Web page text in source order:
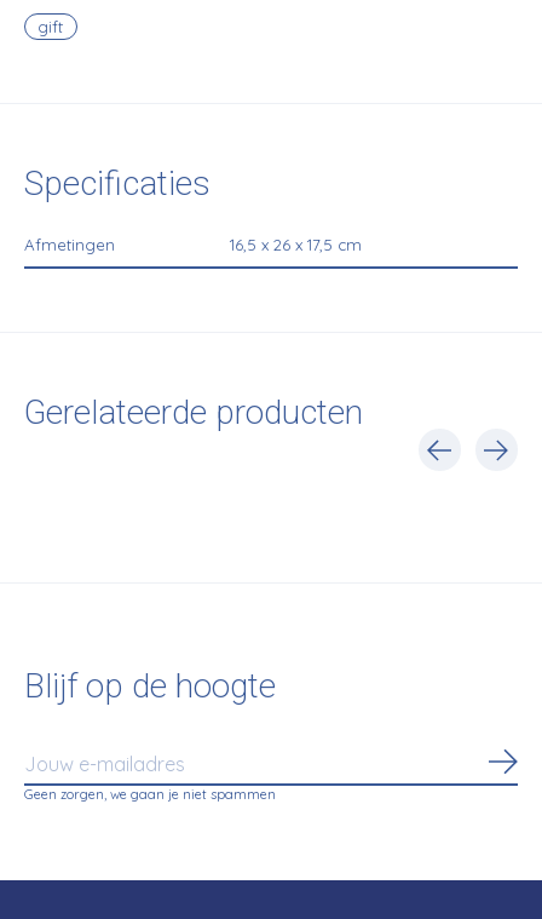
gift
Specificaties
Afmetingen 16,5 x 26 x 17,5 cm
Gerelateerde producten
Blijf op de hoogte
Geen zorgen, we gaan je niet spammen